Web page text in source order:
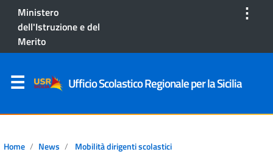
Ministero
dell'Istruzione e del
Merito
⋮
Ufficio Scolastico Regionale per la Sicilia
Home News Mobilità dirigenti scolastici